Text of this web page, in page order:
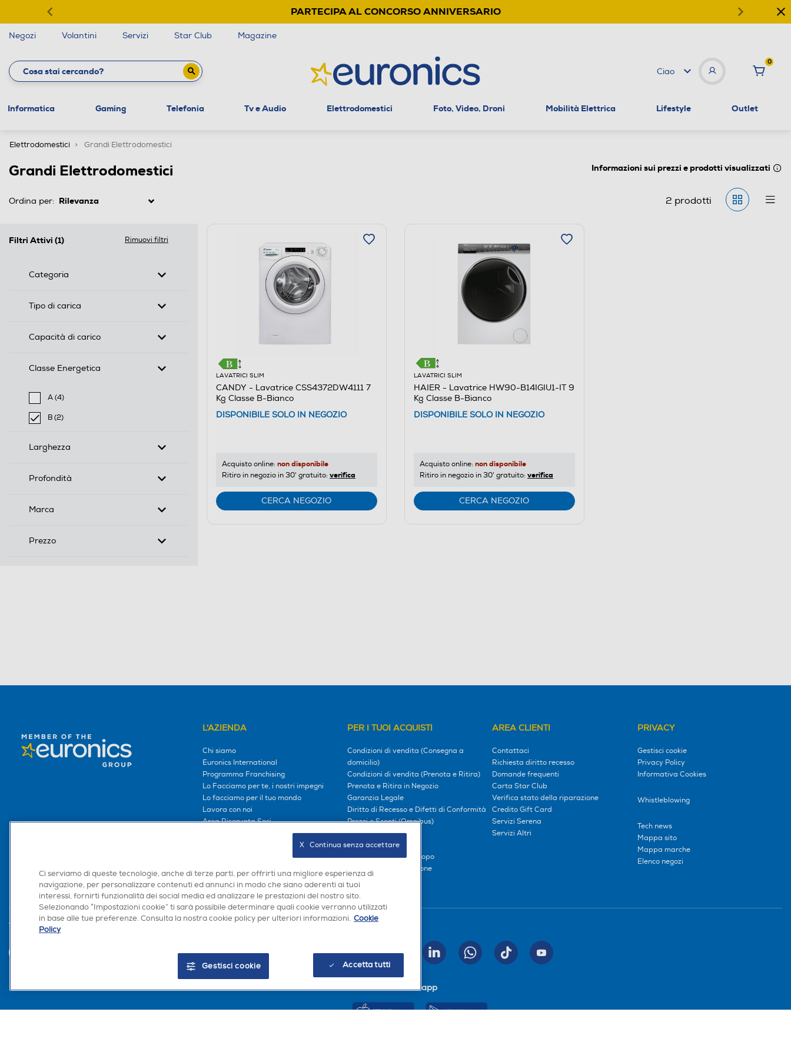
PARTECIPA AL CONCORSO ANNIVERSARIO
Negozi Volantini Servizi Star Club Magazine
Ciao
0
Informatica Gaming Telefonia Tv e Audio Elettrodomestici Foto, Video, Droni Mobilità Elettrica Lifestyle Outlet
Elettrodomestici Grandi Elettrodomestici
Grandi Elettrodomestici Informazioni sui prezzi e prodotti visualizzati
Ordina per: 2 prodotti
Filtri Attivi (1) Rimuovi filtri
Categoria
Tipo di carica
Capacità di carico
Classe Energetica
A (4)
Filtra per Classe Energetica: A
B (2)
Larghezza
Profondità
Marca
Prezzo
LAVATRICI SLIM
CANDY - Lavatrice CSS4372DW4111 7
Kg Classe B-Bianco
DISPONIBILE SOLO IN NEGOZIO
Acquisto online: non disponibile
Ritiro in negozio in 30' gratuito: verifica
CERCA NEGOZIO
LAVATRICI SLIM
HAIER - Lavatrice HW90-B14IGIU1-IT 9
Kg Classe B-Bianco
DISPONIBILE SOLO IN NEGOZIO
Acquisto online: non disponibile
Ritiro in negozio in 30' gratuito: verifica
CERCA NEGOZIO
L'AZIENDA
Chi siamo
Euronics International
Programma Franchising
Lo Facciamo per te, i nostri impegni
Lo facciamo per il tuo mondo
Lavora con noi
Area Riservata Soci
PER I TUOI ACQUISTI
Condizioni di vendita (Consegna a
domicilio)
Condizioni di vendita (Prenota e Ritira)
Prenota e Ritira in Negozio
Garanzia Legale
Diritto di Recesso e Difetti di Conformità
Prezzi e Sconti (Omnibus)
Metodi di pagamento
Finanziamenti
Compra ora e paga dopo
Consegna e Installazione
AREA CLIENTI
Contattaci
Richiesta diritto recesso
Domande frequenti
Carta Star Club
Verifica stato della riparazione
Credito Gift Card
Servizi Serena
Servizi Altri
PRIVACY
Gestisci cookie
Privacy Policy
Informativa Cookies
Whistleblowing
Tech news
Mappa sito
Mappa marche
Elenco negozi
Trova negozio
INVIA
Scarica la nostra app
Ci serviamo di queste tecnologie, anche di terze parti, per offrirti una migliore esperienza di
navigazione, per personalizzare contenuti ed annunci in modo che siano aderenti ai tuoi
interessi, fornirti funzionalità dei social media ed analizzare le prestazioni del nostro sito.
Selezionando “Impostazioni cookie” ti sarà possibile determinare quali cookie verranno utilizzati
in base alle tue preferenze. Consulta la nostra cookie policy per ulteriori informazioni. Cookie
Policy
Accetta tutti
Gestisci cookie
X   Continua senza accettare